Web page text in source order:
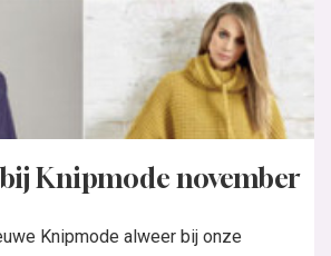
Knipmode november
Knipmode alweer bij onze